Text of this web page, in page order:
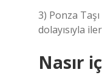
3) Ponza
dolayısıyla
Nasır